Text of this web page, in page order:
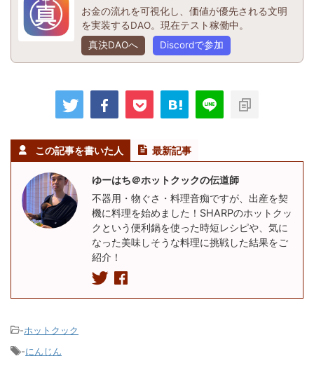
お金の流れを可視化し、価値が優先される文明
を実装するDAO。現在テスト稼働中。
真決DAOへ
Discordで参加
この記事を書いた人 最新記事
ゆーはち＠ホットクックの伝道師
不器用・物ぐさ・料理音痴ですが、出産を契
機に料理を始めました！SHARPのホットクッ
クという便利鍋を使った時短レシピや、気に
なった美味しそうな料理に挑戦した結果をご
紹介！
-ホットクック
-にんじん